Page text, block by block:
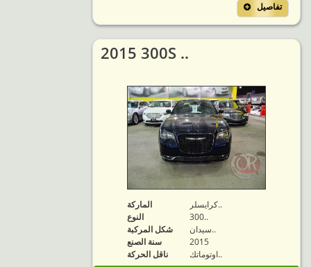
تفاصيل
2015 300S ..
الماركة
كرايسلر..
النوع
300..
شكل المركبة
سيدان..
سنة الصنع
2015
ناقل الحركة
اوتوماتك..